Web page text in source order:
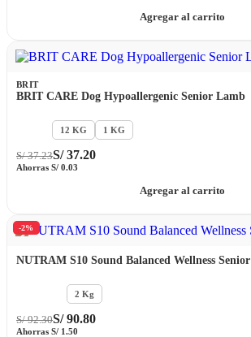
Agregar al carrito
BRIT
BRIT CARE Dog Hypoallergenic Senior Lamb
12 KG 1 KG
S/37.23S/37.20
Ahorras S/ 0.03
Agregar al carrito
-2%
NUTRAM S10 Sound Balanced Wellness Senior
2 Kg
S/92.30S/90.80
Ahorras S/ 1.50